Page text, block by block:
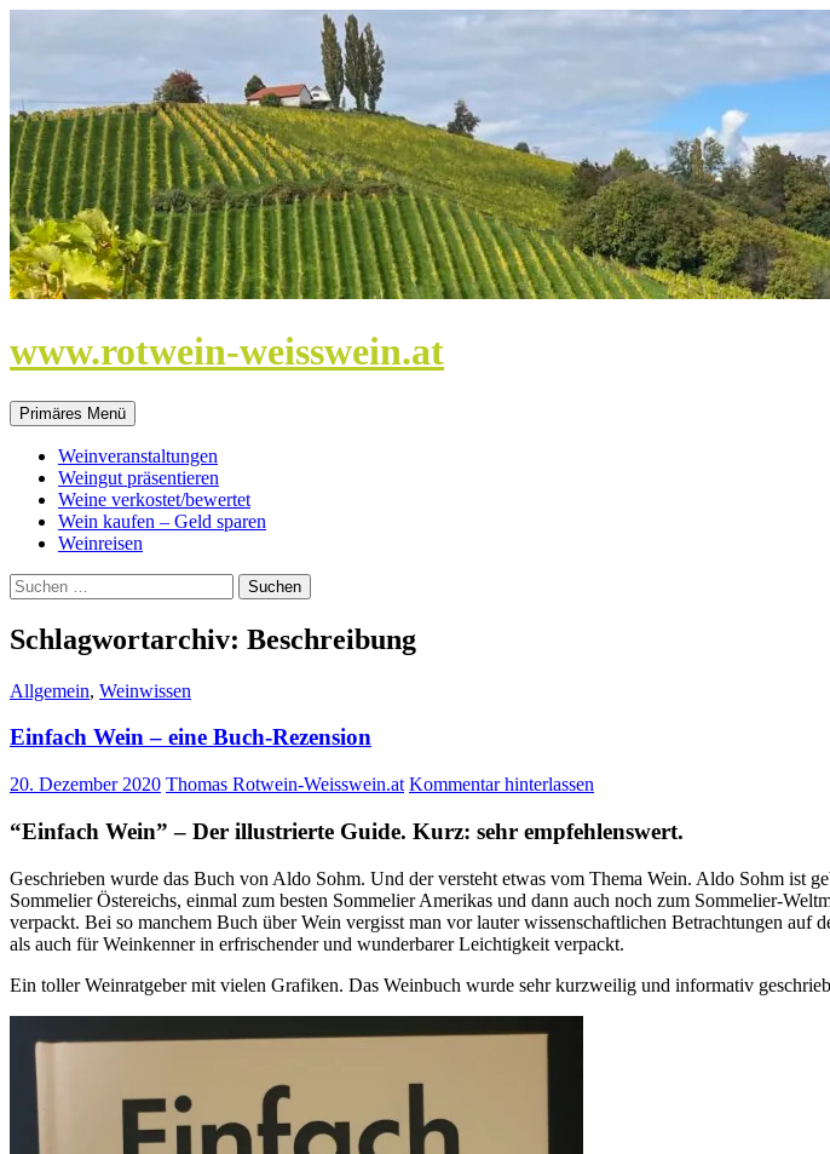
www.rotwein-weisswein.at
Primäres Menü
Weinveranstaltungen
Weingut präsentieren
Weine verkostet/bewertet
Wein kaufen – Geld sparen
Weinreisen
Suchen
nach:
Schlagwortarchiv: Beschreibung
Allgemein, Weinwissen
Einfach Wein – eine Buch-Rezension
20. Dezember 2020 Thomas Rotwein-Weisswein.at Kommentar hinterlassen
“Einfach Wein” – Der illustrierte Guide. Kurz: sehr empfehlenswert.
Geschrieben wurde das Buch von Aldo Sohm. Und der versteht etwas vom Thema Wein. Aldo Sohm ist
Sommelier Östereichs, einmal zum besten Sommelier Amerikas und dann auch noch zum Sommelier-
verpackt. Bei so manchem Buch über Wein vergisst man vor lauter wissenschaftlichen Betrachtungen
als auch für Weinkenner in erfrischender und wunderbarer Leichtigkeit verpackt.
Ein toller Weinratgeber mit vielen Grafiken. Das Weinbuch wurde sehr kurzweilig und informativ